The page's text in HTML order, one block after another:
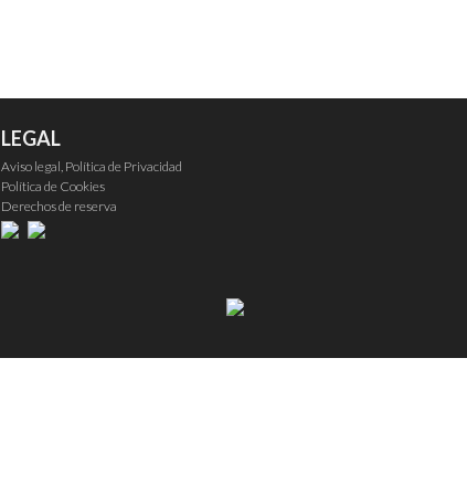
LEGAL
Aviso legal, Política de Privacidad
Política de Cookies
Derechos de reserva